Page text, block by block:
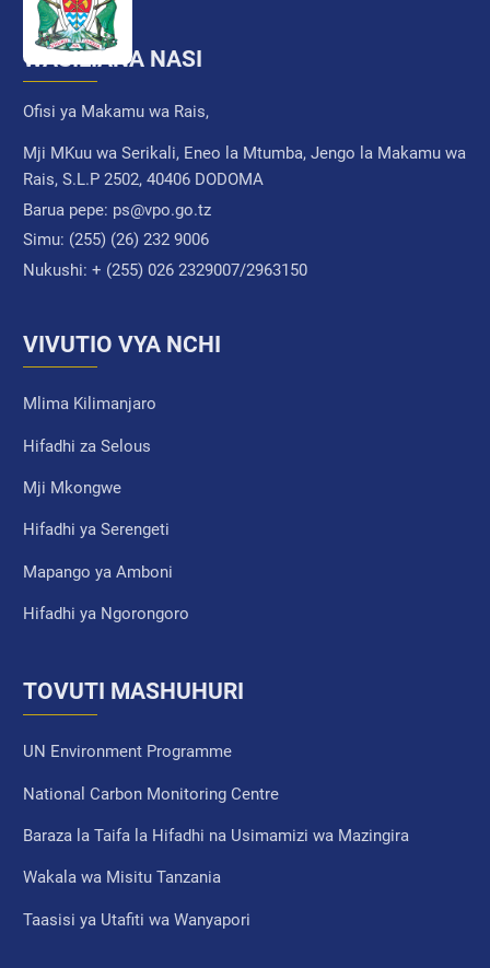
WASILIANA NASI
Ofisi ya Makamu wa Rais,
Mji MKuu wa Serikali, Eneo la Mtumba, Jengo la Makamu wa
Rais, S.L.P 2502, 40406 DODOMA
Barua pepe: ps@vpo.go.tz
Simu: (255) (26) 232 9006
Nukushi: + (255) 026 2329007/2963150
VIVUTIO VYA NCHI
Mlima Kilimanjaro
Hifadhi za Selous
Mji Mkongwe
Hifadhi ya Serengeti
Mapango ya Amboni
Hifadhi ya Ngorongoro
TOVUTI MASHUHURI
UN Environment Programme
National Carbon Monitoring Centre
Baraza la Taifa la Hifadhi na Usimamizi wa Mazingira
Wakala wa Misitu Tanzania
Taasisi ya Utafiti wa Wanyapori